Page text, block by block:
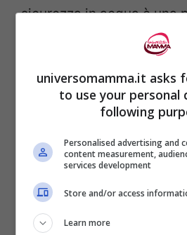
sicurezza in acqua è una
Salvagente e braccioli
presidi fondamentali per
sicurezza dei più piccoli
Tuttavia, è essenziale
Categorie
Bambini
Neonato che non
universomamma.it asks
to use your
following
Personalised advertising and
content measurement,
services development
Store and/or access
Learn more